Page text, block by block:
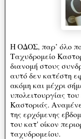
Η ΟΔΟΣ, παρ’ όλο
Ταχυδρομείο
διανομή στους
αυτό δεν κατέστη
ακόμη και μέχρι
υπολειτουργίας
Καστοριάς.
της ερχόμενης
του κατ' οίκον
ταχυδρομείου.